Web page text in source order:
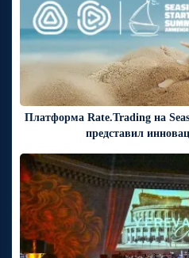
Платформа Rate.Trading на
представил